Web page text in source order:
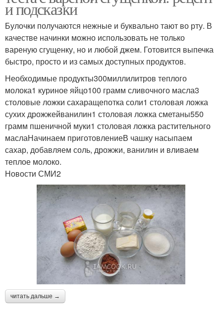
и подсказки
Булочки получаются нежные и буквально тают во рту. В
качестве начинки можно использовать не только
вареную сгущенку, но и любой джем. Готовится выпечка
быстро, просто и из самых доступных продуктов.
Необходимые продукты300миллилитров теплого
молока1 куриное яйцо100 грамм сливочного масла3
столовые ложки сахаращепотка соли1 столовая ложка
сухих дрожжейванилин1 столовая ложка сметаны550
грамм пшеничной муки1 столовая ложка растительного
маслаНачинаем приготовлениеВ чашку насыпаем
сахар, добавляем соль, дрожжи, ванилин и вливаем
теплое молоко.
Новости СМИ2
читать дальше →